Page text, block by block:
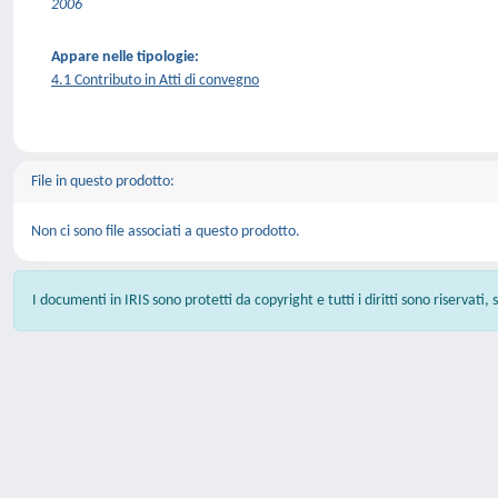
2006
Appare nelle tipologie:
4.1 Contributo in Atti di convegno
File in questo prodotto:
Non ci sono file associati a questo prodotto.
I documenti in IRIS sono protetti da copyright e tutti i diritti sono riservati,